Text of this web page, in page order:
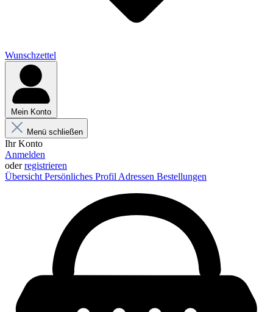
Wunschzettel
Mein Konto
Menü schließen
Ihr Konto
Anmelden
oderregistrieren
Übersicht Persönliches Profil Adressen Bestellungen